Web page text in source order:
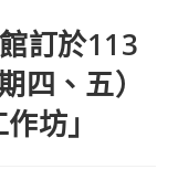
訂於113
四、五）
坊」